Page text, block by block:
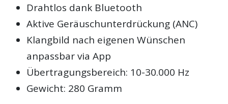
Drahtlos dank Bluetooth
Aktive Geräuschunterdrückung (ANC)
Klangbild nach eigenen Wünschen
anpassbar via App
Übertragungsbereich: 10-30.000 Hz
Gewicht: 280 Gramm